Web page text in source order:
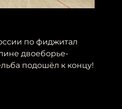
по фиджитал
двоеборье-
подошёл к концу!